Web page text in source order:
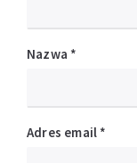
Nazwa *
Adres email *